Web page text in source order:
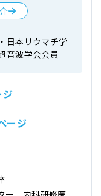
日本リウマチ学
音波学会会員
ジ
ージ